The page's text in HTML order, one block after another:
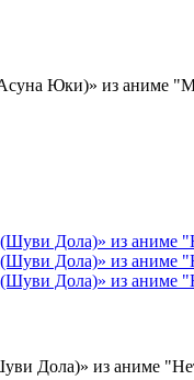
Юки)» из аниме "
Дола)» из аниме "